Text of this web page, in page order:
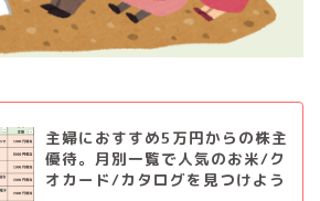
主婦におすすめ5万円からの株主
優待。月別一覧で人気のお米/ク
オカード/カタログを見つけよう